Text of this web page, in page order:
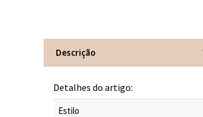
Descrição
Detalhes do artigo:
Estilo